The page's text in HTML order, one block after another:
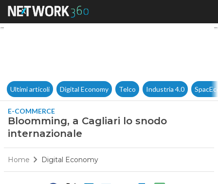
Bloomming, a Cagliari lo
Ultimi articoli Digital Economy Telco Industria 4.0
E-COMMERCE
Bloomming, a Cagliari lo snodo
internazionale
Home Digital Economy